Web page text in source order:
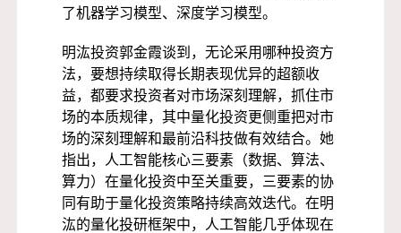
了机器学习模型、深度学习模型。
明汯投资郭金霞谈到，无论采用哪种投资方
法，要想持续取得长期表现优异的超额收
益，都要求投资者对市场深刻理解，抓住市
场的本质规律，其中量化投资更侧重把对市
场的深刻理解和最前沿科技做有效结合。她
指出，人工智能核心三要素（数据、算法、
算力）在量化投资中至关重要，三要素的协
同有助于量化投资策略持续⾼效迭代。在明
汯的量化投研框架中，人工智能几乎体现在